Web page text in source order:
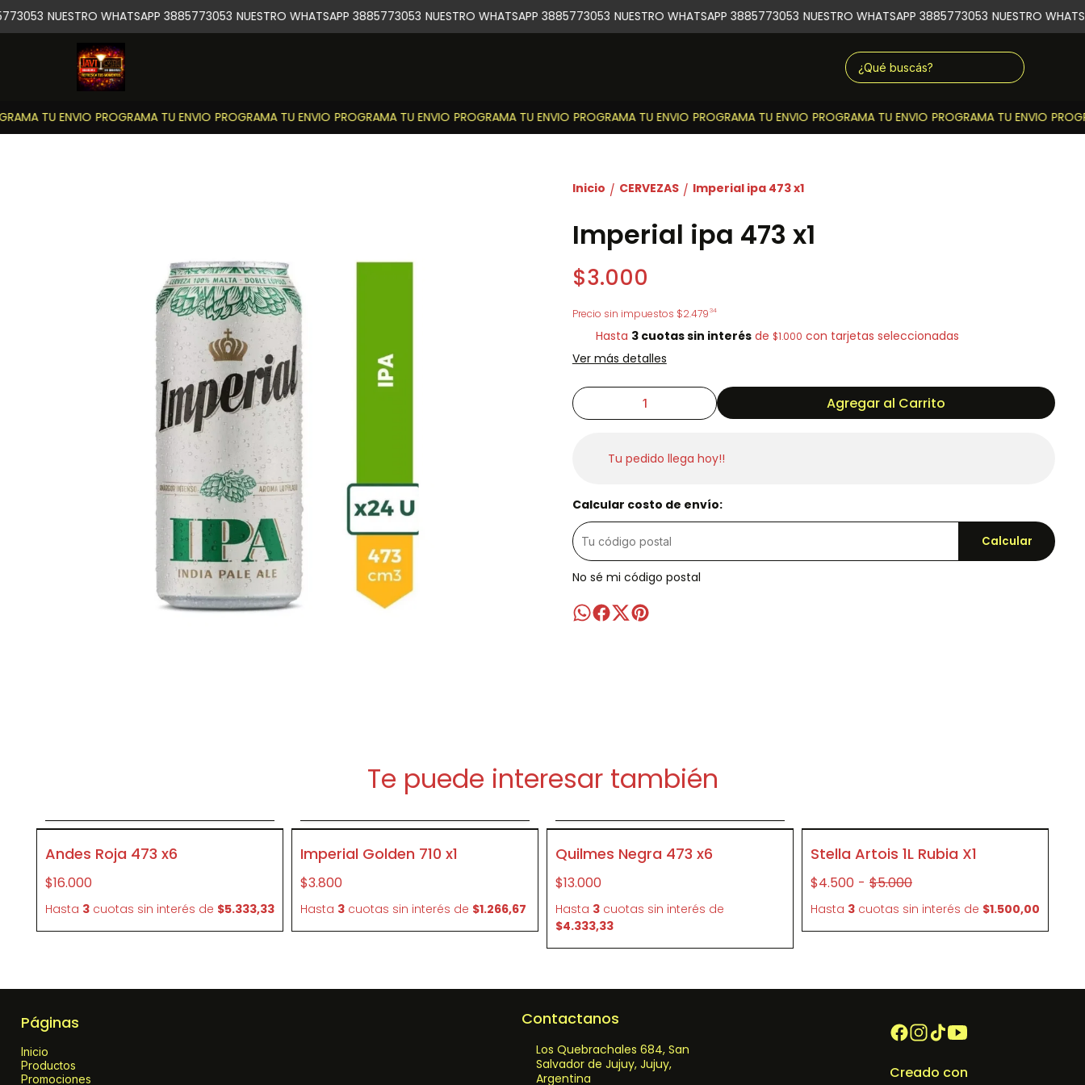
TU ENVIO PROGRAMA TU ENVIO PROGRAMA TU ENVIO PROGRAMA TU ENVIO PROGRAMA TU ENVIO PROGRAMA TU ENVIO PROGRAMA TU ENVIO PROGRAMA TU ENVIO PROGRAMA TU ENVIO
NUESTRO WHATSAPP 3885773053 NUESTRO WHATSAPP 3885773053 NUESTRO WHATSAPP 3885773053 NUESTRO WHATSAPP 3885773053 NUESTRO WHATSAPP 3885773053 NUESTRO
Inicio / CERVEZAS / Imperial ipa 473 x1
Imperial ipa 473 x1
$3.000
Precio sin impuestos $2.47934
Hasta 3 cuotas sin interésde $1.000 con tarjetas seleccionadas
Ver más detalles
Agregar al Carrito
Tu pedido llega hoy!!
Calcular costo de envío:
Calcular
No sé mi código postal
Te puede interesar también
P030
Andes Roja 473 x6
$16.000
Hasta 3 cuotas sin interés de $5.333,33
Imperial Golden 710 x1
$3.800
Hasta 3 cuotas sin interés de $1.266,67
P028
Quilmes Negra 473 x6
$13.000
Hasta 3 cuotas sin interés de
$4.333,33
SIN STOCK
Stella Artois 1L Rubia X1
$4.500 - $5.000
Hasta 3 cuotas sin interés de $1.500,00
Páginas
Inicio
Productos
Promociones
Contactanos
Los Quebrachales 684, San
Salvador de Jujuy, Jujuy,
Argentina
Creado con